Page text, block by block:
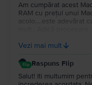
Am cumpărat acest
RAM cu prețul unui
acolo….este adevărat
super portabil …nu îl
Vezi mai mult
Raspuns Flip
Salut! Iti multumim